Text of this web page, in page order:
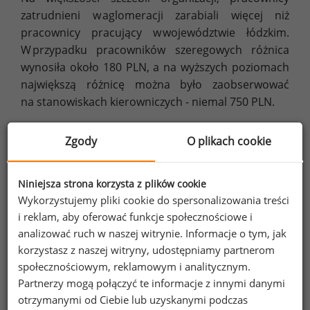
zatrudnieni w aglomeracji zarabiali więcej niż
pracownicy pracujący w województwie łódzkim.
W przypadku pracowników szeregowych różnica
wynosiła około 180 PLN, a na wyższych poziomach
największą różnicę można było zaobserwować
na stanowiskach kierowniczych - niemal 750 PLN.
Wykres 4. Mediany wynagrodzeń pracowników różnych
szczebli organizacji zatrudnionych w województwie
Zgody O plikach cookie
Niniejsza strona korzysta z plików cookie
Wykorzystujemy pliki cookie do spersonalizowania treści
i reklam, aby oferować funkcje społecznościowe i
analizować ruch w naszej witrynie. Informacje o tym, jak
korzystasz z naszej witryny, udostępniamy partnerom
społecznościowym, reklamowym i analitycznym.
Partnerzy mogą połączyć te informacje z innymi danymi
otrzymanymi od Ciebie lub uzyskanymi podczas